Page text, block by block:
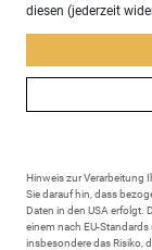
zurück
diesen (jederzeit
Hinweis zur Verarbeitung
Sie darauf hin, dass
Daten in den USA erfolgt.
einem nach EU-
insbesondere das Risiko,